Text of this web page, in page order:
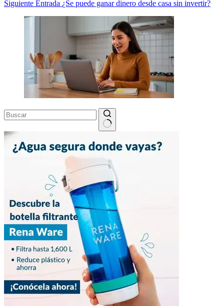
Siguiente Entrada ¿Se puede ganar dinero desde casa sin invertir?
Sin
resultados